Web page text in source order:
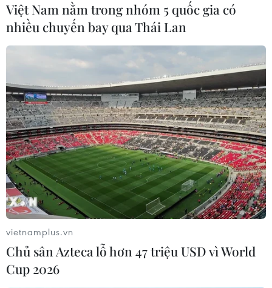
Việt Nam nằm trong nhóm 5 quốc gia có
nhiều chuyến bay qua Thái Lan
vietnamplus.vn
Chủ sân Azteca lỗ hơn 47 triệu USD vì World
Cup 2026